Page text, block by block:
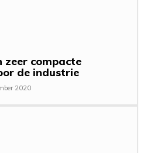
compacte
de industrie
2020